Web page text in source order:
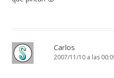
Carlos
2007/11/10 a las